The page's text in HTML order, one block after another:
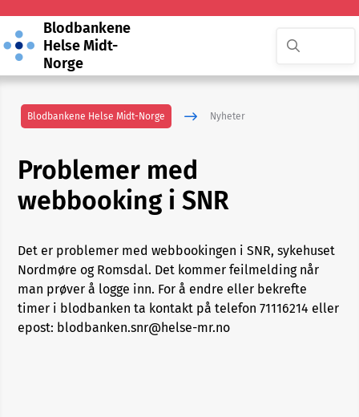
Blodbankene
Helse Midt-
Norge
Blodbankene Helse Midt-Norge Nyheter
Problemer med
webbooking i SNR
Det er problemer med webbookingen i SNR, sykehuset
Nordmøre og Romsdal. Det kommer feilmelding når
man prøver å logge inn. For å endre eller bekrefte
timer i blodbanken ta kontakt på telefon 71116214 eller
epost: blodbanken.snr@helse-mr.no